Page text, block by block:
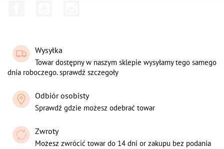
Wysyłka
Towar dostępny w naszym sklepie wysyłamy tego samego
dnia roboczego. sprawdź szczegoły
Odbiór osobisty
Sprawdź gdzie możesz odebrać towar
Zwroty
Możesz zwrócić towar do 14 dni or zakupu bez podania